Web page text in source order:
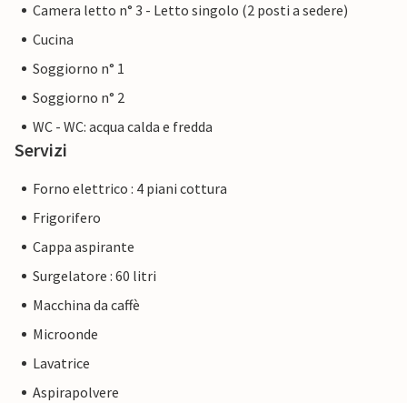
Camera letto n° 3 - Letto singolo (2 posti a sedere)
Cucina
Soggiorno n° 1
Soggiorno n° 2
WC - WC: acqua calda e fredda
Servizi
Forno elettrico : 4 piani cottura
Frigorifero
Cappa aspirante
Surgelatore : 60 litri
Macchina da caffè
Microonde
Lavatrice
Aspirapolvere